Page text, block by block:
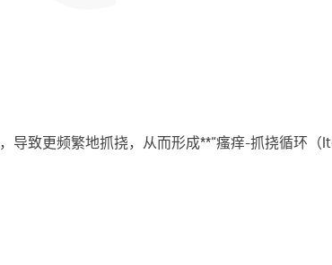
，导致更频繁地抓挠，从而形成**“瘙痒-抓挠循环